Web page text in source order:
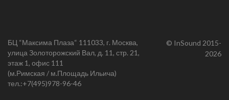
БЦ “Максима Плаза“ 111033, г. Москва,
улица Золоторожский Вал, д. 11, стр. 21,
этаж 1, офис 111
(м.Римская / м.Площадь Ильича)
тел.:+7(495)978-96-46
© InSound 2015-
2026